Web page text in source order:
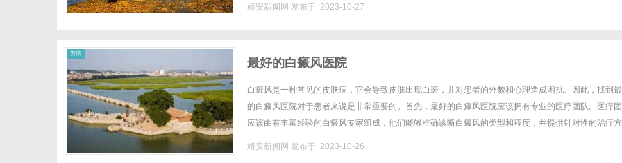
靖安新闻网 发布于 2023-10-27
资讯
最好的白癜风医院
白癜风是一种常见的皮肤病，它会导致皮肤出现白斑，并对患者的外貌和心理造成困扰。因此，找到
的白癜风医院对于患者来说是非常重要的。首先，最好的白癜风医院应该拥有专业的医疗团队。医疗
应该由有丰富经验的白癜风专家组成，他们能够准确诊断白癜风的类型和程度，并提供针对性的治疗方
靖安新闻网 发布于 2023-10-26